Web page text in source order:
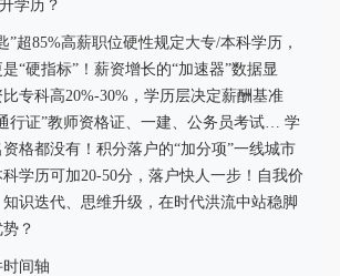
学历？
”超85%高薪职位硬性规定大专/本科学历，
“硬指标”！薪资增长的“加速器”数据显
专科高20%-30%，学历层决定薪酬基准
行证”教师资格证、一建、公务员考试… 学
格都没有！积分落户的“加分项”一线城市
学历可加20-50分，落户快人一步！自我价
识迭代、思维升级，在时代洪流中站稳脚
？
时间轴